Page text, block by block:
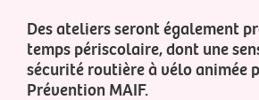
Des ateliers seront également
temps périscolaire, dont une
sécurité routière à vélo animée
Prévention MAIF.